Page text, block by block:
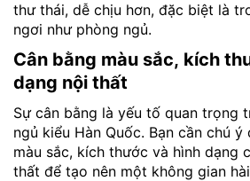
thư thái, dễ chịu hơn, đặc biệt là
ngơi như phòng ngủ.
Cân bằng màu sắc, kích
dạng nội thất
Sự cân bằng là yếu tố quan trọng
ngủ kiểu Hàn Quốc. Bạn cần chú
màu sắc, kích thước và hình dạng
thất để tạo nên một không gian